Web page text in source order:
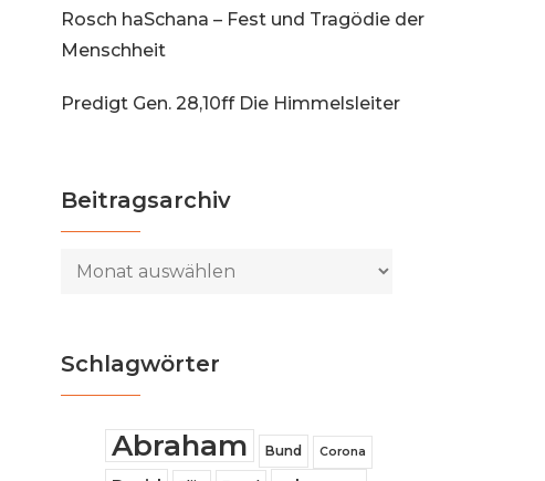
Rosch haSchana – Fest und Tragödie der
Menschheit
Predigt Gen. 28,10ff Die Himmelsleiter
Beitragsarchiv
Beitragsarchiv
Schlagwörter
Abraham Bund Corona